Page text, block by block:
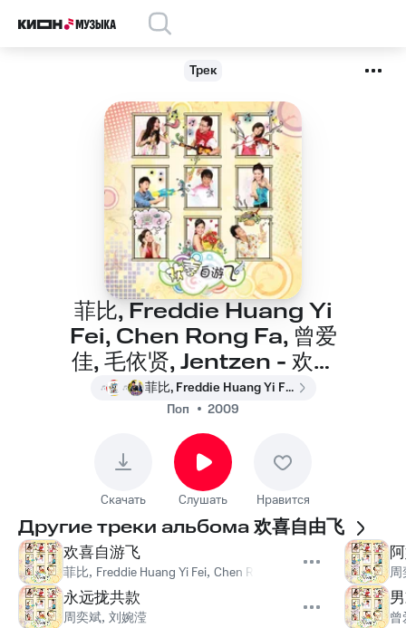
Трек
菲比, Freddie Huang Yi
Fei, Chen Rong Fa, 曾爱
佳, 毛依贤, Jentzen - 欢喜
自游飞
菲比, Freddie Huang Yi Fei, Chen Rong Fa, 曾爱佳, 毛依贤, Jentzen
Поп
2009
Скачать Слушать Нравится
Другие треки альбома欢喜自由飞
欢喜自游飞
菲比, Freddie Huang Yi Fei, Chen Rong Fa 毛依贤,
永远拢共款
周奕斌, 刘婉滢
周